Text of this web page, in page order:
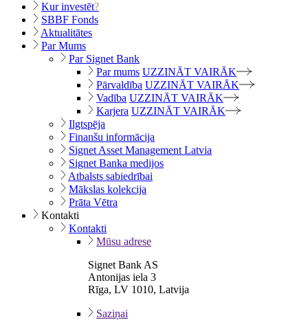
Kur investēt?
SBBF Fonds
Aktualitātes
Par Mums
Par Signet Bank
Par mums UZZINĀT VAIRĀK
Pārvaldība UZZINĀT VAIRĀK
Vadība UZZINĀT VAIRĀK
Karjera UZZINĀT VAIRĀK
Ilgtspēja
Finanšu informācija
Signet Asset Management Latvia
Signet Banka medijos
Atbalsts sabiedrībai
Mākslas kolekcija
Prāta Vētra
Kontakti
Kontakti
Mūsu adrese
Signet Bank AS
Antonijas iela 3
Rīga, LV 1010, Latvija
Saziņai